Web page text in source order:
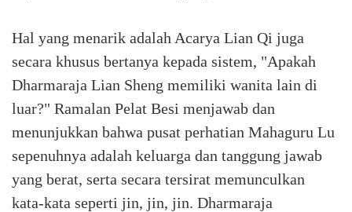
Hal yang menarik adalah Acarya Lian Qi juga
secara khusus bertanya kepada sistem, "Apakah
Dharmaraja Lian Sheng memiliki wanita lain di
luar?" Ramalan Pelat Besi menjawab dan
menunjukkan bahwa pusat perhatian Mahaguru Lu
sepenuhnya adalah keluarga dan tanggung jawab
yang berat, serta secara tersirat memunculkan
kata-kata seperti jin, jin, jin. Dharmaraja